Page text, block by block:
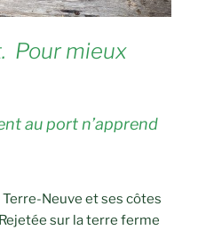
Pour mieux
au port n’apprend
Neuve et ses côtes
sur la terre ferme